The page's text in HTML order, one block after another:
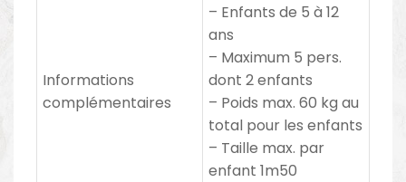
Informations
complémentaires
– Enfants de 5 à 12
ans
– Maximum 5 pers.
dont 2 enfants
– Poids max. 60 kg au
total pour les enfants
– Taille max. par
enfant 1m50